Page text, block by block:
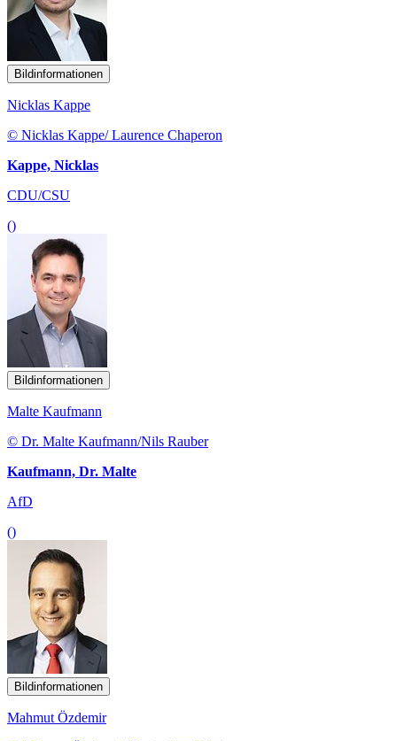
Bildinformationen
Nicklas Kappe
© Nicklas Kappe/ Laurence Chaperon
Kappe, Nicklas
CDU/CSU
()
Bildinformationen
Malte Kaufmann
© Dr. Malte Kaufmann/Nils Rauber
Kaufmann, Dr. Malte
AfD
()
Bildinformationen
Mahmut Özdemir